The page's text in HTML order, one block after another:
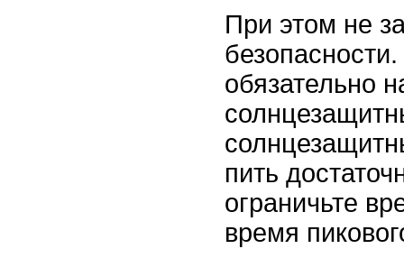
При этом не
обязательно
пить
ограничьте
время